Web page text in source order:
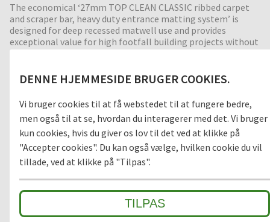
DENNE HJEMMESIDE BRUGER COOKIES.
Vi bruger cookies til at få webstedet til at fungere bedre,
men også til at se, hvordan du interagerer med det. Vi bruger
kun cookies, hvis du giver os lov til det ved at klikke på
"Accepter cookies". Du kan også vælge, hvilken cookie du vil
tillade, ved at klikke på "Tilpas".
TILPAS
The economical ‘27mm TOP CLEAN CLASSIC ribbed carpet
and scraper bar, heavy duty entrance matting system’ is
designed for deep recessed matwell use and provides
exceptional value for high footfall building projects without
compromising on quality. Ribbed carpet is a durable,
trips in internal building entrances (zone 3). With the
combination of alternating scraper bar profiles, the
cleaning effect is increased even more. Perfect for high dirt
intake entrances. Available in any width and length, all our
Top Clean aluminium entrance mats feature an 'open
structure' allowing dirt and moisture to fall into the
matwell recess, preventing further dirt intake into the
building. The base of the barrier mat is fitted with bonded
PE-foam for anti-slip and noise reduction. An economical,
27mm deep barrier mat, providing years of outstanding
cleaning performance.